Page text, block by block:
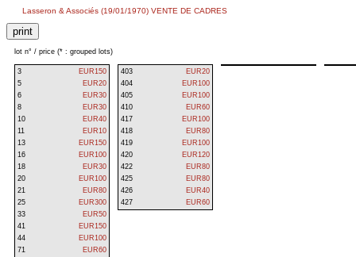
Lasseron & Associés (19/01/1970) VENTE DE CADRES
lot n° / price (* : grouped lots)
3
EUR150
5
EUR20
6
EUR30
8
EUR30
10
EUR40
11
EUR10
13
EUR150
16
EUR100
18
EUR30
20
EUR100
21
EUR80
25
EUR300
33
EUR50
41
EUR150
44
EUR100
71
EUR60
403
EUR20
404
EUR100
405
EUR100
410
EUR60
417
EUR100
418
EUR80
419
EUR100
420
EUR120
422
EUR80
425
EUR80
426
EUR40
427
EUR60